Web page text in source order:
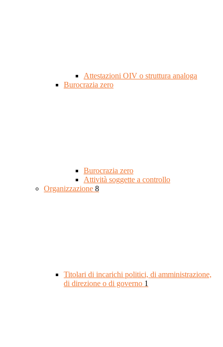
Attestazioni OIV o struttura analoga
Burocrazia zero
Burocrazia zero
Attività soggette a controllo
Organizzazione 8
Titolari di incarichi politici, di amministrazione,
di direzione o di governo 1